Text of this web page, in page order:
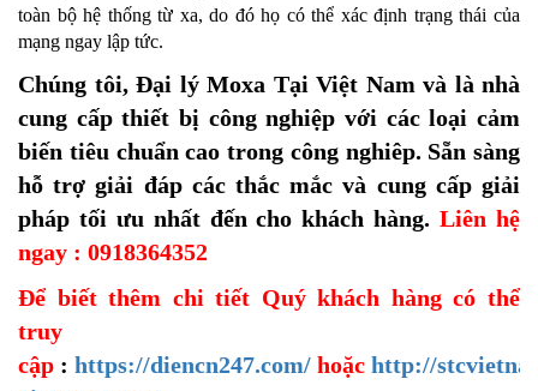
toàn bộ hệ thống từ xa, do đó họ có thể xác định trạng thái của
mạng ngay lập tức.
Chúng tôi, Đại lý Moxa Tại Việt Nam và là nhà
cung cấp thiết bị công nghiệp với các loại cảm
biến tiêu chuẩn cao trong công nghiêp. Sẵn sàng
hỗ trợ giải đáp các thắc mắc và cung cấp giải
pháp tối ưu nhất đến cho khách hàng.Liên hệ
ngay : 0918364352
Để biết thêm chi tiết Quý khách hàng có thể
truy
cập : https://diencn247.com/ hoặc http://